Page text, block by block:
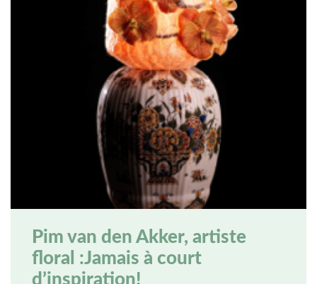
Pim van den Akker, artiste
floral :Jamais à court
d’inspiration!